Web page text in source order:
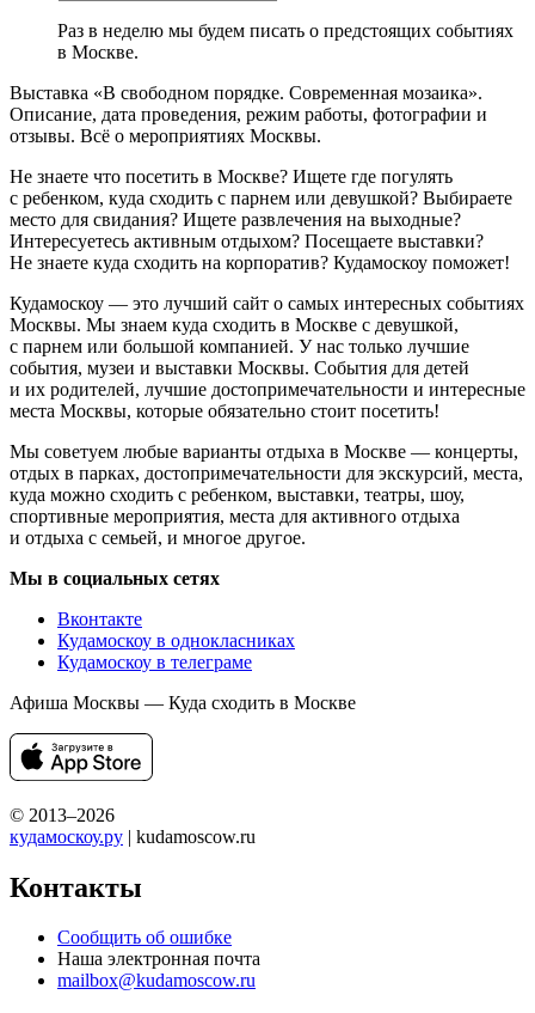
Раз в неделю мы будем писать о предстоящих событиях
в Москве.
Выставка «В свободном порядке. Современная мозаика».
Описание, дата проведения, режим работы, фотографии и
отзывы. Всё о мероприятиях Москвы.
Не знаете что посетить в Москве? Ищете где погулять
с ребенком, куда сходить с парнем или девушкой? Выбираете
место для свидания? Ищете развлечения на выходные?
Интересуетесь активным отдыхом? Посещаете выставки?
Не знаете куда сходить на корпоратив? Кудамоскоу поможет!
Кудамоскоу — это лучший сайт о самых интересных событиях
Москвы. Мы знаем куда сходить в Москве с девушкой,
с парнем или большой компанией. У нас только лучшие
события, музеи и выставки Москвы. События для детей
и их родителей, лучшие достопримечательности и интересные
места Москвы, которые обязательно стоит посетить!
Мы советуем любые варианты отдыха в Москве — концерты,
отдых в парках, достопримечательности для экскурсий, места,
куда можно сходить с ребенком, выставки, театры, шоу,
спортивные мероприятия, места для активного отдыха
и отдыха с семьей, и многое другое.
Мы в социальных сетях
Вконтакте
Кудамоскоу в однокласниках
Кудамоскоу в телеграме
Афиша Москвы — Куда сходить в Москве
© 2013–2026
кудамоскоу.ру | kudamoscow.ru
Контакты
Сообщить об ошибке
Наша электронная почта
mailbox@kudamoscow.ru